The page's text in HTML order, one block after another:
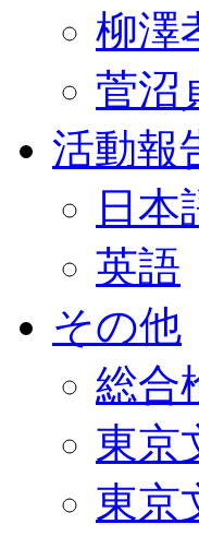
柳澤
菅沼
活動報
日本
英語
その他
総合
東京
東京